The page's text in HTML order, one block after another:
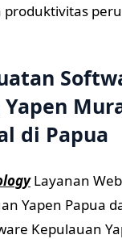
produktivitas
di Papua
Layanan
Yapen Papua
Kepulauan